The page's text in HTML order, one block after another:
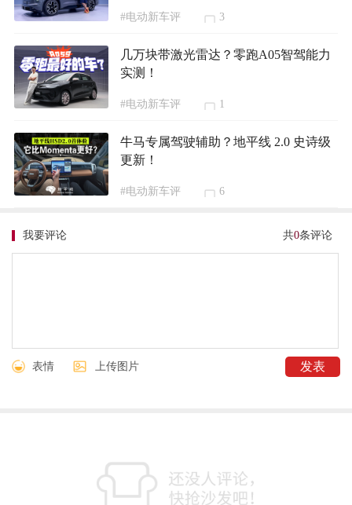
#电动新车评 3
几万块带激光雷达？零跑A05智驾能力
实测！
#电动新车评 1
牛马专属驾驶辅助？地平线 2.0 史诗级
更新！
#电动新车评 6
共0条评论
我要评论
表情 上传图片